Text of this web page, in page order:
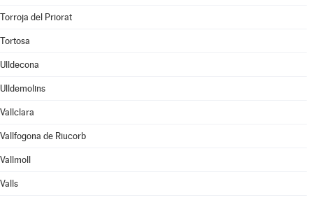
Torroja del Priorat
Tortosa
Ulldecona
Ulldemolins
Vallclara
Vallfogona de Riucorb
Vallmoll
Valls